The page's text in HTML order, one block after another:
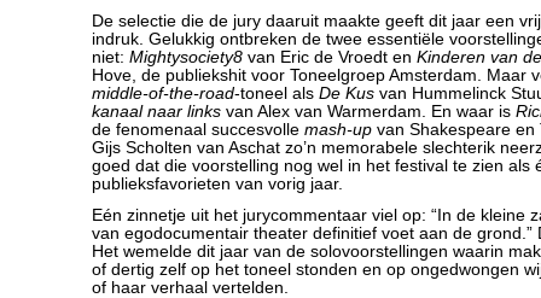
De selectie die de jury daaruit maakte geeft dit jaar een
indruk. Gelukkig ontbreken de twee essentiële
niet: Mightysociety8 van Eric de Vroedt en Kinderen van
Hove, de publiekshit voor Toneelgroep Amsterdam. Maar
middle-of-the-road-toneel als De Kus van Hummelinck
kanaal naar links van Alex van Warmerdam. En waar is
de fenomenaal succesvolle mash-up van Shakespeare en
Gijs Scholten van Aschat zo’n memorabele slechterik
goed dat die voorstelling nog wel in het festival te zien als
publieksfavorieten van vorig jaar.
Eén zinnetje uit het jurycommentaar viel op: “In de kleine
van egodocumentair theater definitief voet aan de grond.”
Het wemelde dit jaar van de solovoorstellingen waarin
of dertig zelf op het toneel stonden en op ongedwongen
of haar verhaal vertelden.